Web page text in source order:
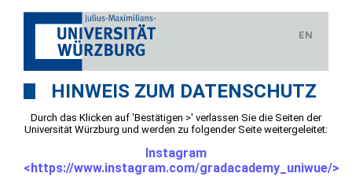
EN
HINWEIS ZUM DATENSCHUTZ
Durch das Klicken auf 'Bestätigen >' verlassen Sie die Seiten der
Universität Würzburg und werden zu folgender Seite weitergeleitet:
Instagram
<https://www.instagram.com/gradacademy_uniwue/>